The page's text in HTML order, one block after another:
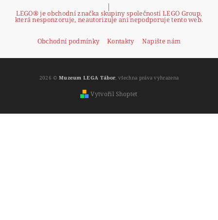
|
LEGO® je obchodní značka skupiny společností LEGO Group,
která nesponzoruje, neautorizuje ani nepodporuje tento web.
Obchodní podmínky Kontakty Napište nám
2026 © Muzeum LEGA Tábor, všechna práva vyhrazena
Vytvořil Shoptet